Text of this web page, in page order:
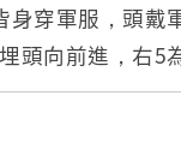
穿軍服，頭戴
頭向前進，右5
地基，上有站